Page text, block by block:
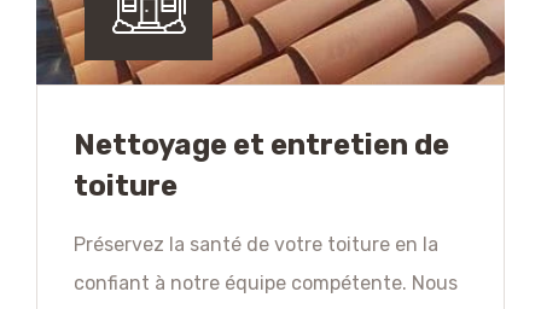
Nettoyage et entretien de
toiture
Préservez la santé de votre toiture en la
confiant à notre équipe compétente. Nous